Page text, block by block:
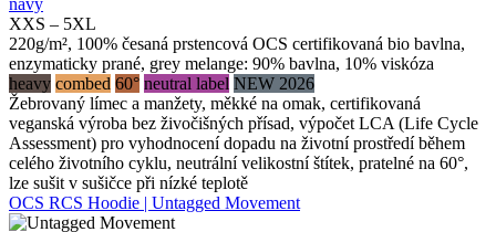
navy
XXS – 5XL
220g/m², 100% česaná prstencová OCS certifikovaná bio bavlna,
enzymaticky prané, grey melange: 90% bavlna, 10% viskóza
heavy combed 60° neutral label NEW 2026
Žebrovaný límec a manžety, měkké na omak, certifikovaná
veganská výroba bez živočišných přísad, výpočet LCA (Life Cycle
Assessment) pro vyhodnocení dopadu na životní prostředí během
celého životního cyklu, neutrální velikostní štítek, pratelné na 60°,
lze sušit v sušičce při nízké teplotě
OCS RCS Hoodie | Untagged Movement